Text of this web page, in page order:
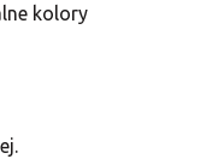
kolory